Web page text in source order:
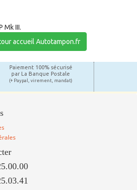
Mk III.
accueil Autotampon.fr
Paiement 100% sécurisé
par La Banque Postale
(+ Paypal, virement, mandat)